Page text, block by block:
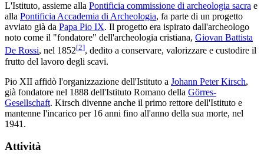
L'Istituto, assieme alla Pontificia commissione di archeologia sacra e
alla Pontificia Accademia di Archeologia, fa parte di un progetto
avviato già da Papa Pio IX. Il progetto era ispirato dall'archeologo
noto come il "fondatore" dell'archeologia cristiana, Giovan Battista
De Rossi, nel 1852[2], dedito a conservare, valorizzare e custodire il
frutto del lavoro degli scavi.
Pio XII affidò l'organizzazione dell'Istituto a Johann Peter Kirsch,
già fondatore nel 1888 dell'Istituto Romano della Görres-
Gesellschaft. Kirsch divenne anche il primo rettore dell'Istituto e
mantenne l'incarico per 16 anni fino all'anno della sua morte, nel
1941.
Attività